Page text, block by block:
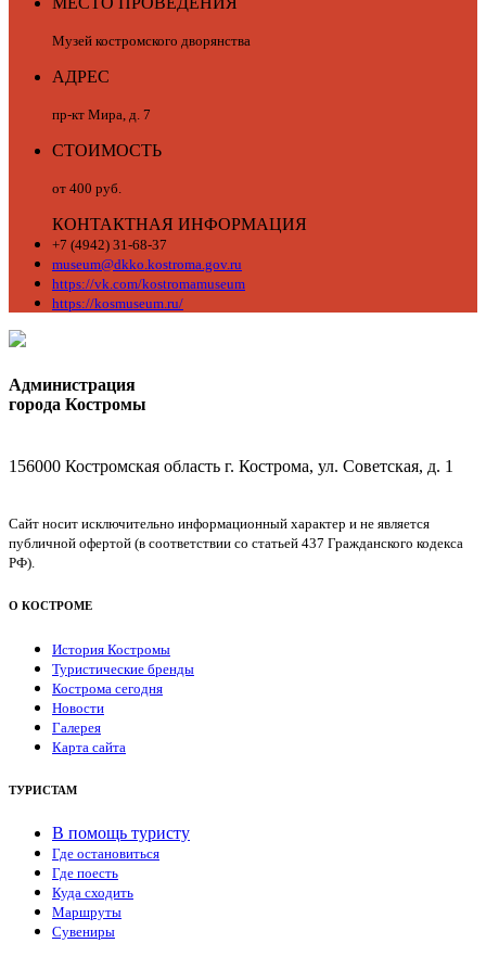
Музей костромского дворянства
АДРЕС
пр-кт Мира, д. 7
СТОИМОСТЬ
от 400 руб.
КОНТАКТНАЯ ИНФОРМАЦИЯ
+7 (4942) 31-68-37
museum@dkko.kostroma.gov.ru
https://vk.com/kostromamuseum
https://kosmuseum.ru/
Администрация
города Костромы
156000 Костромская область г. Кострома, ул. Советская, д. 1
Сайт носит исключительно информационный характер и не является
публичной офертой (в соответствии со статьей 437 Гражданского кодекса
РФ).
О КОСТРОМЕ
История Костромы
Туристические бренды
Кострома сегодня
Новости
Галерея
Карта сайта
ТУРИСТАМ
В помощь туристу
Где остановиться
Где поесть
Куда сходить
Маршруты
Сувениры